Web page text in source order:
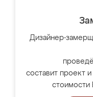
Дизайнер-
составит проект
стоимости